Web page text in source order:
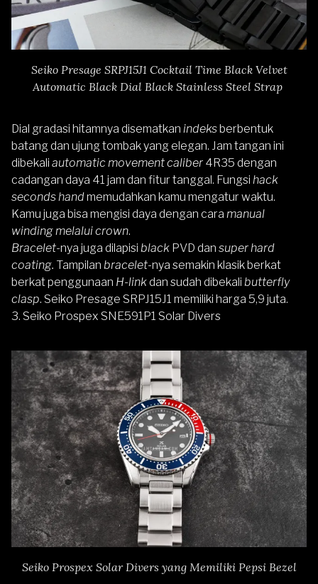
Seiko Presage SRPJ15J1 Cocktail Time Black Velvet
Automatic Black Dial Black Stainless Steel Strap
Dial gradasi hitamnya disematkan indeksberbentuk
batang dan ujung tombak yang elegan. Jam tangan ini
dibekali automatic movement caliber 4R35 dengan
cadangan daya 41 jam dan fitur tanggal. Fungsi hack
seconds handmemudahkan kamu mengatur waktu.
Kamu juga bisa mengisi daya dengan cara manual
winding melalui crown.
Bracelet-nya juga dilapisi black PVD dan super hard
coating. Tampilan bracelet-nya semakin klasik berkat
berkat penggunaan H-linkdan sudah dibekali butterfly
clasp. Seiko Presage SRPJ15J1 memiliki harga 5,9 juta.
3. Seiko Prospex SNE591P1 Solar Divers
Seiko Prospex Solar Divers yang Memiliki Pepsi Bezel